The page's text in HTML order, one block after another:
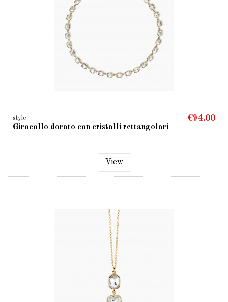
style
Girocollo dorato con cristalli rettangolari
€94.00
View